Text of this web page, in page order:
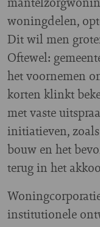
woningdelen,
Dit wil men
Oftewel:
het voornemen
korten klinkt
met vaste
initiatieven,
bouw en het
terug in het
institutionele